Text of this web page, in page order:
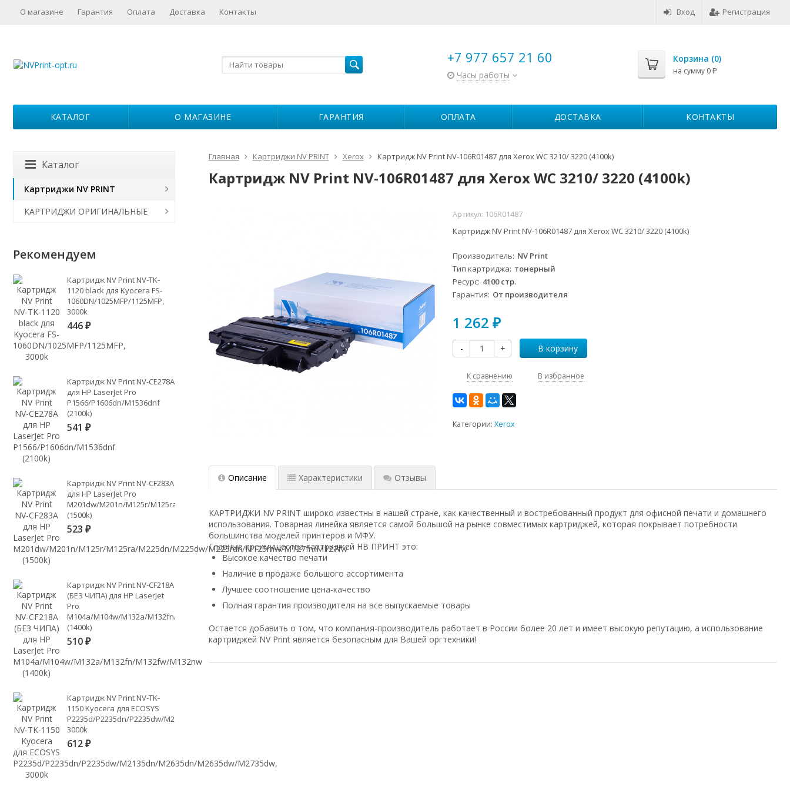
Вход Регистрация
О магазине Гарантия Оплата Доставка Контакты
+7 977 657 21 60
Часы работы
Корзина (0)
на сумму 0 ₽
КАТАЛОГ О МАГАЗИНЕ ГАРАНТИЯ ОПЛАТА ДОСТАВКА КОНТАКТЫ
Главная Картриджи NV PRINT Xerox Картридж NV Print NV-106R01487 для Xerox WC 3210/ 3220 (4100k)
Картридж NV Print NV-106R01487 для Xerox WC 3210/ 3220 (4100k)
Артикул: 106R01487
Картридж NV Print NV-106R01487 для Xerox WC 3210/ 3220 (4100k)
Производитель NV Print
Тип картриджа тонерный
Ресурс 4100 стр.
Гарантия От производителя
1 262₽
- + В корзину
К сравнению В избранное
Категории:Xerox
Описание Характеристики Отзывы
КАРТРИДЖИ NV PRINT широко известны в нашей стране, как качественный и востребованный продукт для офисной печати и домашнего
использования. Товарная линейка является самой большой на рынке совместимых картриджей, которая покрывает потребности
большинства моделей принтеров и МФУ.
Главные преимущества картриджей НВ ПРИНТ это:
Высокое качество печати
Наличие в продаже большого ассортимента
Лучшее соотношение цена-качество
Полная гарантия производителя на все выпускаемые товары
Остается добавить о том, что компания-производитель работает в России более 20 лет и имеет высокую репутацию, а использование
картриджей NV Print является безопасным для Вашей оргтехники!
Каталог
Картриджи NV PRINT
КАРТРИДЖИ ОРИГИНАЛЬНЫЕ
Рекомендуем
Картридж NV Print NV-TK-
1120 black для Kyocera FS-
1060DN/1025MFP/1125MFP,
3000k
446 ₽
Картридж NV Print NV-CE278A
для HP LaserJet Pro
P1566/P1606dn/M1536dnf
(2100k)
541 ₽
Картридж NV Print NV-CF283A
для HP LaserJet Pro
M201dw/M201n/M125r/M125ra/M225dn/M225dw/M225rdn/M125rnw/M127fn/M127fw
(1500k)
523 ₽
Картридж NV Print NV-CF218A
(БЕЗ ЧИПА) для HP LaserJet
Pro
M104a/M104w/M132a/M132fn/M132fw/M132nw
(1400k)
510 ₽
Картридж NV Print NV-TK-
1150 Kyocera для ECOSYS
P2235d/P2235dn/P2235dw/M2135dn/M2635dn/M2635dw/M2735dw,
3000k
612 ₽